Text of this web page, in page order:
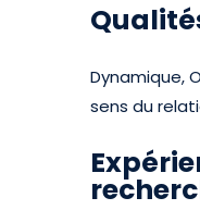
Dynamique,
sens du